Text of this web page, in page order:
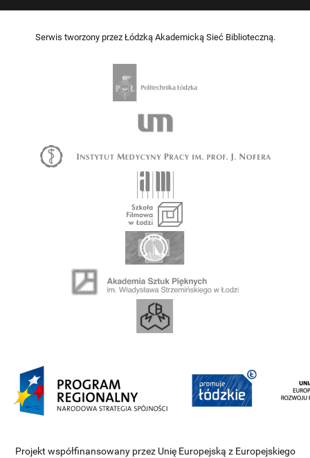
Serwis tworzony przez Łódzką Akademicką Sieć Biblioteczną.
Projekt współfinansowany przez Unię Europejską z Europejskiego